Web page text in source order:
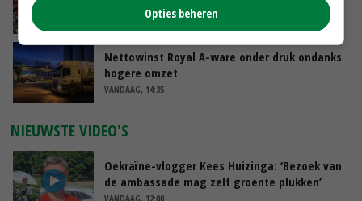
VANDAAG, 15:04
Nettowinst Royal A-ware onder druk ondanks
hogere omzet
VANDAAG, 14:35
NIEUWSTE VIDEO'S
Oekraïne-vlogger Kees Huizinga: ‘Bezoek van
de ambassade mag zelf groente plukken’
VANDAAG, 12:00
Opties beheren